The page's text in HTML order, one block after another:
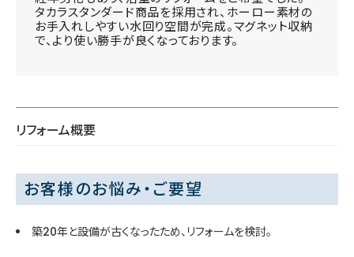
タカラスタンダード商品を採用され、ホーロー素材の
お手入れしやすい水回り空間が完成。マグネット収納
で、より使い勝手が良くなっております。
リフォーム概要
お客様のお悩み・ご要望
築20年と設備が古くなったため、リフォームを検討。